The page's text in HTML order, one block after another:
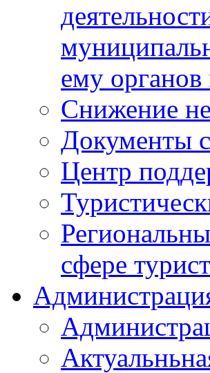
ему органов
Снижение
Документы
Центр
сфере